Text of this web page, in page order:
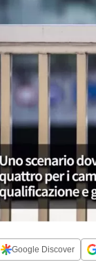
Google Discover